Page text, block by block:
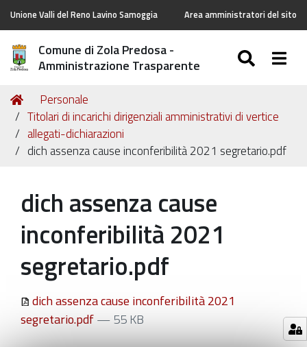
Unione Valli del Reno Lavino Samoggia Area amministratori del sito
Comune di Zola Predosa -
Amministrazione Trasparente
Tu
sei
qui:
Home
Personale
Titolari di incarichi dirigenziali amministrativi di vertice
allegati-dichiarazioni
dich assenza cause inconferibilità 2021 segretario.pdf
dich assenza cause
inconferibilità 2021
segretario.pdf
dich assenza cause inconferibilità 2021
segretario.pdf— 55 KB